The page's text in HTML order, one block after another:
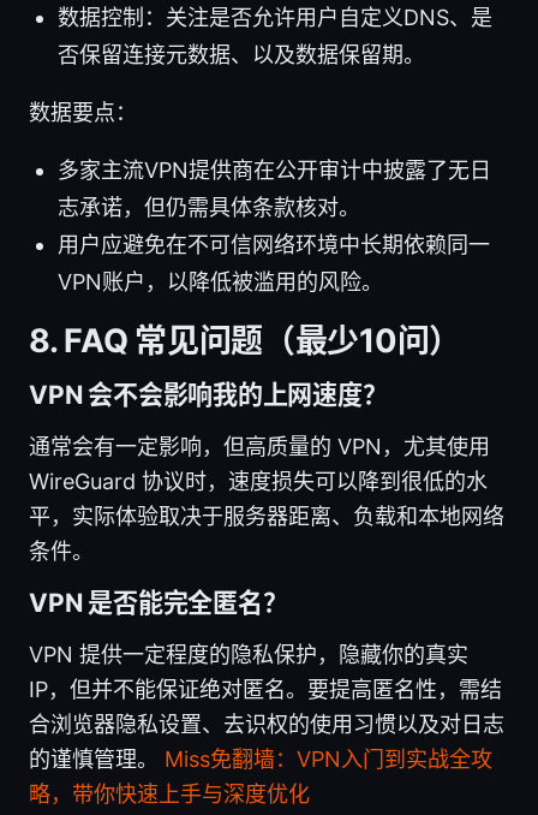
数据控制：关注是否允许用户自定义DNS、是
否保留连接元数据、以及数据保留期。
数据要点：
多家主流VPN提供商在公开审计中披露了无日
志承诺，但仍需具体条款核对。
用户应避免在不可信网络环境中长期依赖同一
VPN账户，以降低被滥用的风险。
8. FAQ 常见问题（最少10问）
VPN 会不会影响我的上网速度？
通常会有一定影响，但高质量的 VPN，尤其使用
WireGuard 协议时，速度损失可以降到很低的水
平，实际体验取决于服务器距离、负载和本地网络
条件。
VPN 是否能完全匿名？
VPN 提供一定程度的隐私保护，隐藏你的真实
IP，但并不能保证绝对匿名。要提高匿名性，需结
合浏览器隐私设置、去识权的使用习惯以及对日志
的谨慎管理。 Miss免翻墙：VPN入门到实战全攻
略，带你快速上手与深度优化